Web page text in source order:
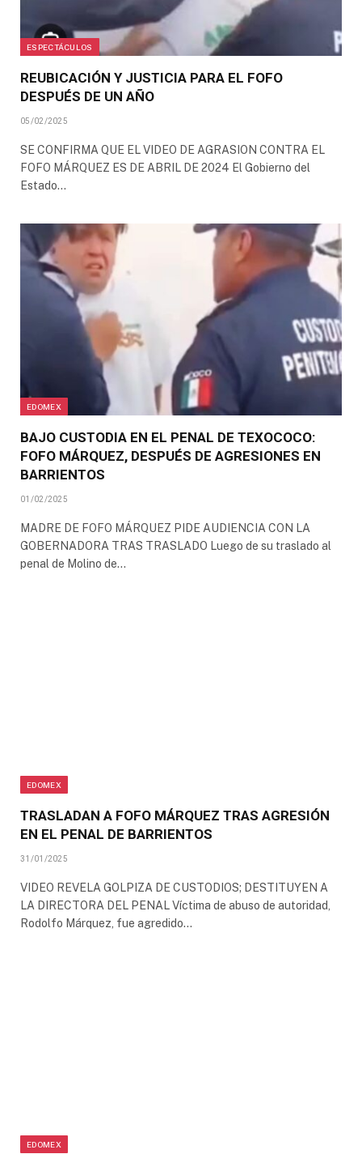
ESPECTÁCULOS
REUBICACIÓN Y JUSTICIA PARA EL FOFO
DESPUÉS DE UN AÑO
05/02/2025
SE CONFIRMA QUE EL VIDEO DE AGRASION CONTRA EL
FOFO MÁRQUEZ ES DE ABRIL DE 2024 El Gobierno del
Estado…
EDOMEX
BAJO CUSTODIA EN EL PENAL DE TEXOCOCO:
FOFO MÁRQUEZ, DESPUÉS DE AGRESIONES EN
BARRIENTOS
01/02/2025
MADRE DE FOFO MÁRQUEZ PIDE AUDIENCIA CON LA
GOBERNADORA TRAS TRASLADO Luego de su traslado al
penal de Molino de…
EDOMEX
TRASLADAN A FOFO MÁRQUEZ TRAS AGRESIÓN
EN EL PENAL DE BARRIENTOS
31/01/2025
VIDEO REVELA GOLPIZA DE CUSTODIOS; DESTITUYEN A
LA DIRECTORA DEL PENAL Víctima de abuso de autoridad,
Rodolfo Márquez, fue agredido…
EDOMEX